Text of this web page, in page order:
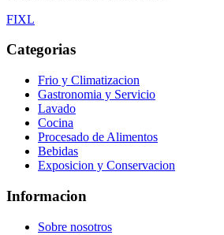
FIXL
Categorias
Frio y Climatizacion
Gastronomia y Servicio
Lavado
Cocina
Procesado de Alimentos
Bebidas
Exposicion y Conservacion
Informacion
Sobre nosotros